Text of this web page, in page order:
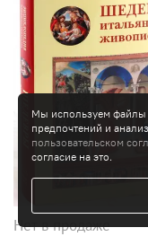
Нет в продаже
Мы используем файлы
предпочтений и
пользовательском
согласие на это.